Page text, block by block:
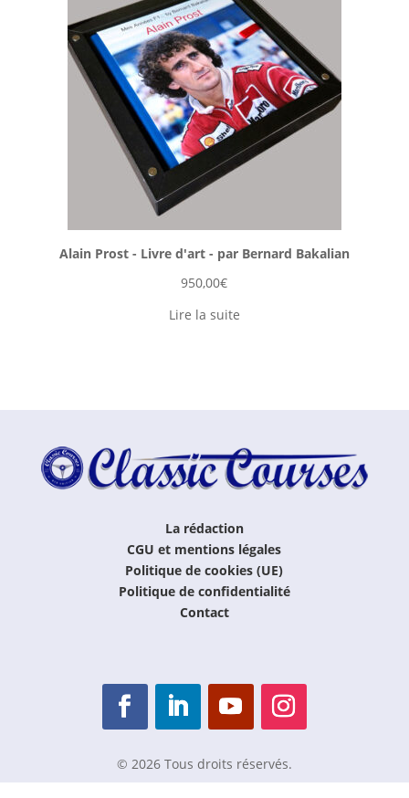
Alain Prost - Livre d'art - par Bernard Bakalian
950,00€
Lire la suite
La rédaction
CGU et mentions légales
Politique de cookies (UE)
Politique de confidentialité
Contact
© 2026 Tous droits réservés.